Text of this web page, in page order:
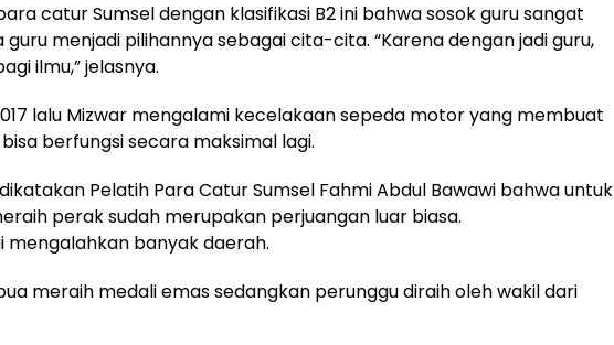
catur Sumsel dengan klasifikasi B2 ini bahwa sosok guru sangat
guru menjadi pilihannya sebagai cita-cita. “Karena dengan jadi guru,
ilmu,” jelasnya.
lalu Mizwar mengalami kecelakaan sepeda motor yang membuat
berfungsi secara maksimal lagi.
Pelatih Para Catur Sumsel Fahmi Abdul Bawawi bahwa untuk
perak sudah merupakan perjuangan luar biasa.
mengalahkan banyak daerah.
meraih medali emas sedangkan perunggu diraih oleh wakil dari